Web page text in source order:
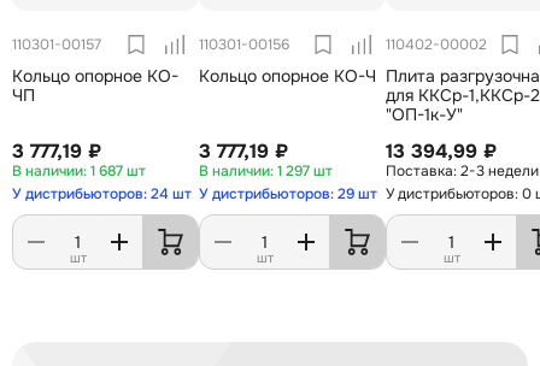
110301-00157
Кольцо опорное КО-
ЧП
3 777,19 ₽
1 687 шт
У дистрибьюторов: 24 шт
шт
110301-00156
Кольцо опорное КО-Ч
3 777,19 ₽
1 297 шт
У дистрибьюторов: 29 шт
шт
110402-00002
Плита
для ККСр-1,ККСр-2
"ОП-1к-У"
13 394,99 ₽
2-3 недели
У дистрибьюторов: 0
шт